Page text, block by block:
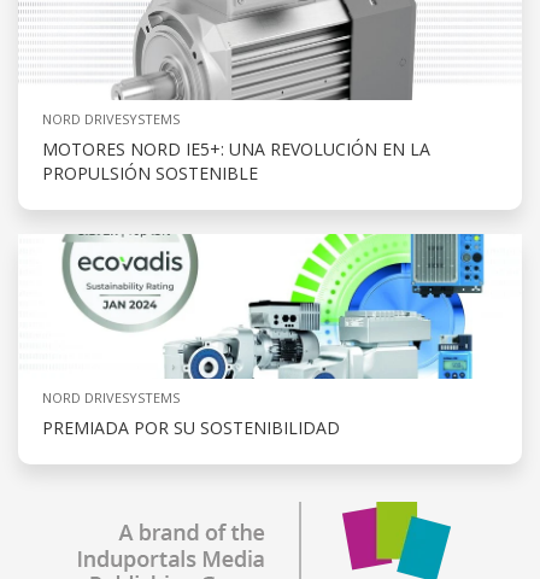
NORD DRIVESYSTEMS
MOTORES NORD IE5+: UNA REVOLUCIÓN EN LA
PROPULSIÓN SOSTENIBLE
NORD DRIVESYSTEMS
PREMIADA POR SU SOSTENIBILIDAD